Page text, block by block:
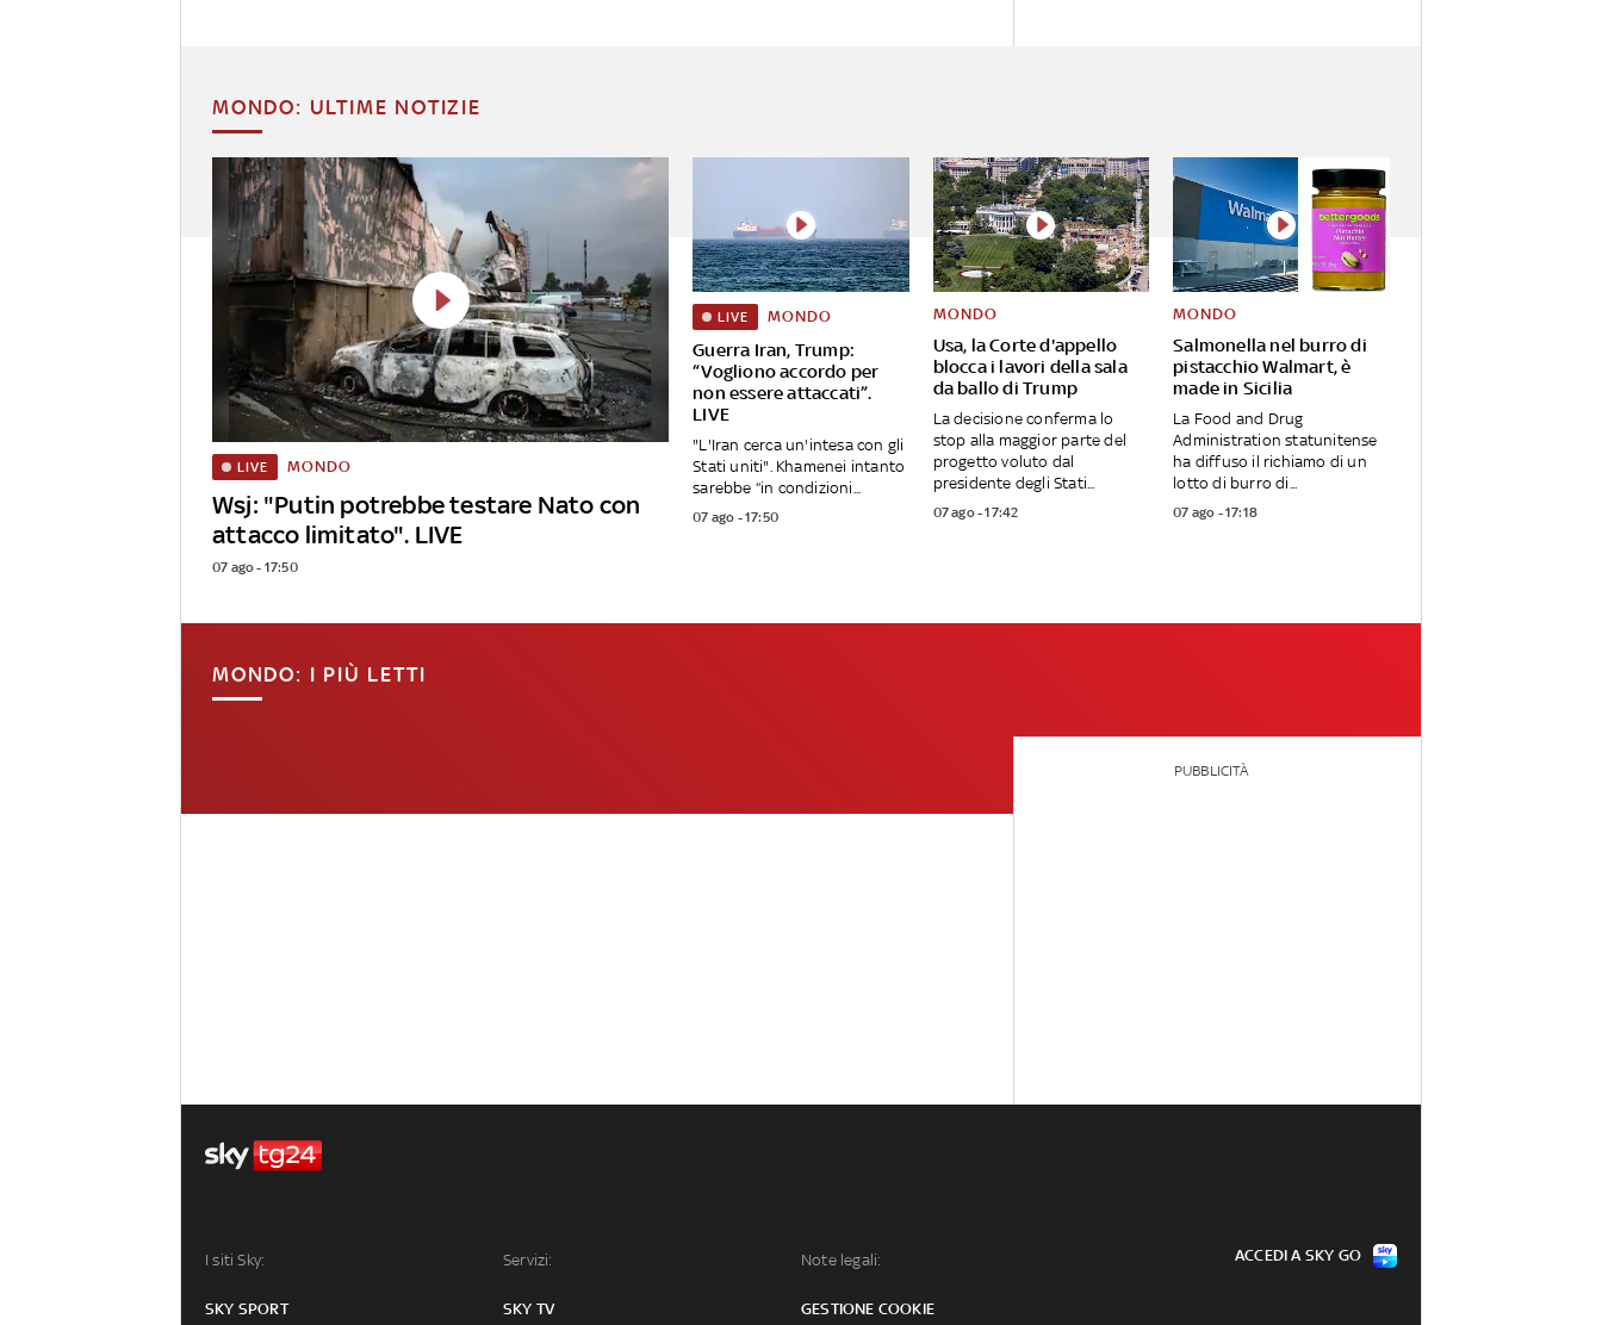
MONDO: ULTIME NOTIZIE
Wsj: "Putin potrebbe testare Nato con
attacco limitato". LIVE
LIVE MONDO
07 ago - 17:50
Guerra Iran, Trump:
“Vogliono accordo per
non essere attaccati”.
LIVE
LIVE MONDO
"L'Iran cerca un'intesa con gli
Stati uniti". Khamenei intanto
sarebbe “in condizioni...
07 ago - 17:50
Usa, la Corte d'appello
blocca i lavori della sala
da ballo di Trump
MONDO
La decisione conferma lo
stop alla maggior parte del
progetto voluto dal
presidente degli Stati...
07 ago - 17:42
Salmonella nel burro di
pistacchio Walmart, è
made in Sicilia
MONDO
La Food and Drug
Administration statunitense
ha diffuso il richiamo di un
lotto di burro di...
07 ago - 17:18
MONDO: I PIÙ LETTI
PUBBLICITÀ
I siti Sky:
SKY SPORT
Servizi:
SKY TV
Note legali:
GESTIONE COOKIE
ACCEDI A SKY GO